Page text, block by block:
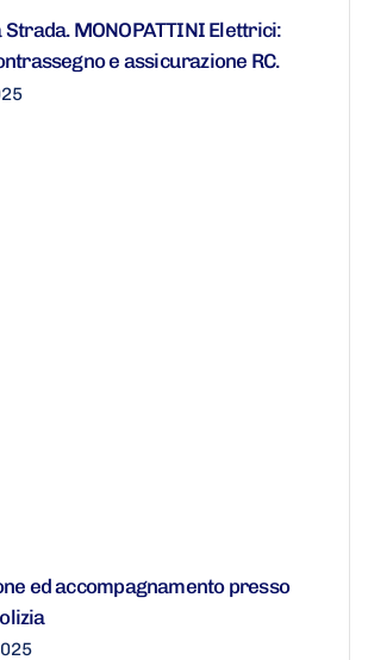
Strada. MONOPATTINI Elettrici:
e assicurazione RC.
ed accompagnamento presso